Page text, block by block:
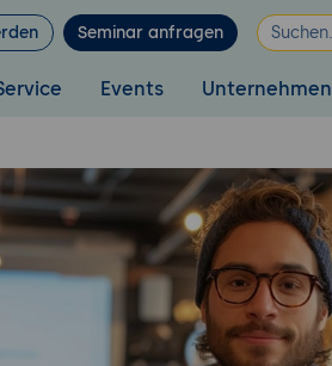
Seminar anfragen
Events Unternehmen